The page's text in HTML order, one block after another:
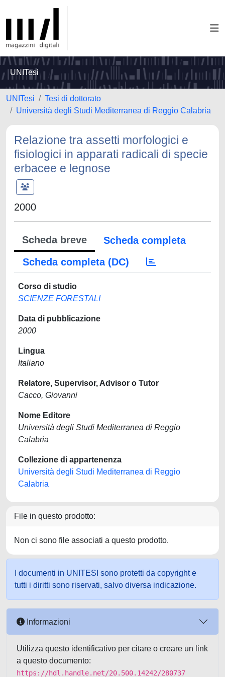
UNITesi
UNITesi
Tesi di dottorato
Università degli Studi Mediterranea di Reggio Calabria
Relazione tra assetti morfologici e
fisiologici in apparati radicali di specie
erbacee e legnose
2000
Scheda breve
Scheda completa
Scheda completa (DC)
Corso di studio
SCIENZE FORESTALI
Data di pubblicazione
2000
Lingua
Italiano
Relatore, Supervisor, Advisor o Tutor
Cacco, Giovanni
Nome Editore
Università degli Studi Mediterranea di Reggio
Calabria
Collezione di appartenenza
Università degli Studi Mediterranea di Reggio
Calabria
File in questo prodotto:
Non ci sono file associati a questo prodotto.
I documenti in UNITESI sono protetti da copyright e
tutti i diritti sono riservati, salvo diversa indicazione.
Informazioni
Utilizza questo identificativo per citare o creare un link
a questo documento:
https://hdl.handle.net/20.500.14242/280737